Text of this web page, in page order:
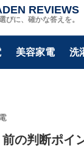
びに、確かな答えを。
REVIEWS
美容家電 洗
の判断ポイ